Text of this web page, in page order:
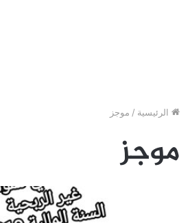
الرئيسية / موجز
موجز